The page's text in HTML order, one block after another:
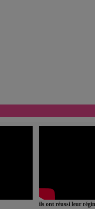
ils ont réussi leur